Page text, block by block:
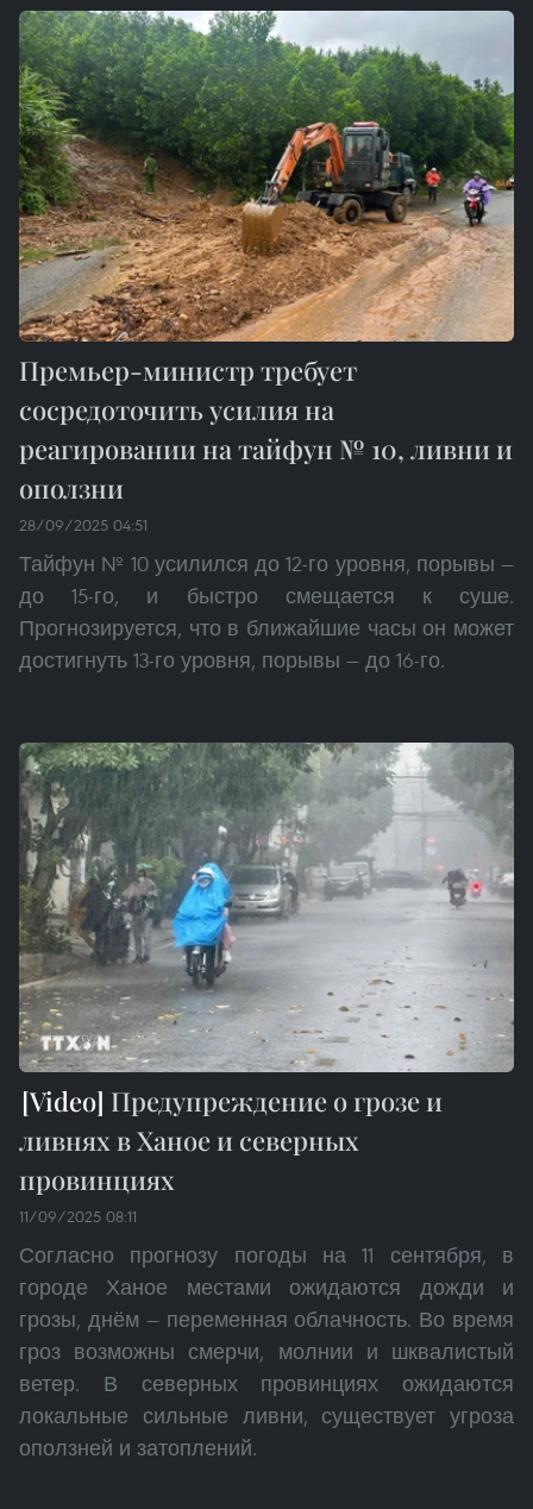
Премьер-министр требует
сосредоточить усилия на
реагировании на тайфун № 10, ливни и
оползни
28/09/2025 04:51
Тайфун № 10 усилился до 12-го уровня, порывы —
до 15-го, и быстро смещается к суше.
Прогнозируется, что в ближайшие часы он может
достигнуть 13-го уровня, порывы — до 16-го.
Предупреждение о грозе и
ливнях в Ханое и северных
провинциях
11/09/2025 08:11
Согласно прогнозу погоды на 11 сентября, в
городе Ханое местами ожидаются дожди и
грозы, днём — переменная облачность. Во время
гроз возможны смерчи, молнии и шквалистый
ветер. В северных провинциях ожидаются
локальные сильные ливни, существует угроза
оползней и затоплений.